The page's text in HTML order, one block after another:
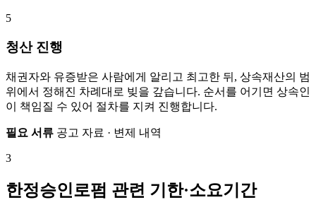
5
청산 진행
채권자와 유증받은 사람에게 알리고 최고한 뒤, 상속재산의 범
위에서 정해진 차례대로 빚을 갚습니다. 순서를 어기면 상속인
이 책임질 수 있어 절차를 지켜 진행합니다.
필요 서류 공고 자료 · 변제 내역
3
한정승인로펌 관련 기한·소요기간